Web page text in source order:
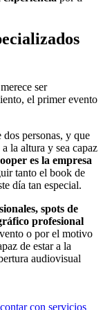
ser
el primer evento
personas, y que
la altura y sea capaz
es la empresa
tanto el book de
día tan especial.
spots de
profesional
o por el motivo
de estar a la
audiovisual
con servicios